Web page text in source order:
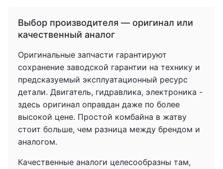
Выбор производителя — оригинал или
качественный аналог
Оригинальные запчасти гарантируют
сохранение заводской гарантии на технику и
предсказуемый эксплуатационный ресурс
детали. Двигатель, гидравлика, электроника -
здесь оригинал оправдан даже по более
высокой цене. Простой комбайна в жатву
стоит больше, чем разница между брендом и
аналогом.
Качественные аналоги целесообразны там,